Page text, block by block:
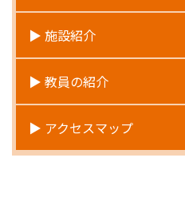
施設紹介
教員の紹介
アクセスマップ